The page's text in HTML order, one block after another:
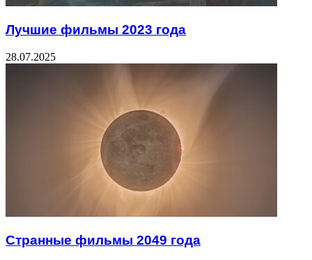
Лучшие фильмы 2023 года
28.07.2025
Странные фильмы 2049 года